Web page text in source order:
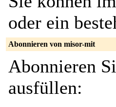
oder ein
Abonnieren von misor-mit
Abonnieren
ausfüllen: